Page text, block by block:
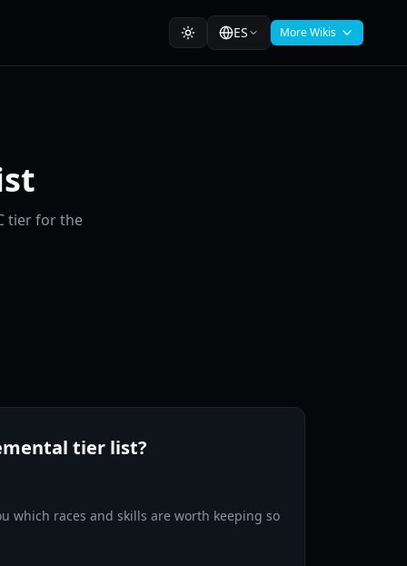
ES More Wikis
tier for the
tier list?
which races and skills are worth keeping so